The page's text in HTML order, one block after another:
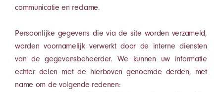
communicatie en reclame.
Persoonlijke gegevens die via de site worden verzameld,
worden voornamelijk verwerkt door de interne diensten
van de gegevensbeheerder. We kunnen uw informatie
echter delen met de hierboven genoemde derden, met
name om de volgende redenen: